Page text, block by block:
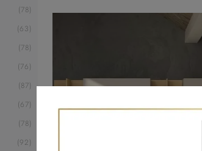
78
63
78
76
87
67
78
92